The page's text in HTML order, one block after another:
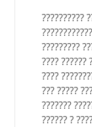
??????????
?????????
???? ??????
????
??? ?????
???????
?????? ?